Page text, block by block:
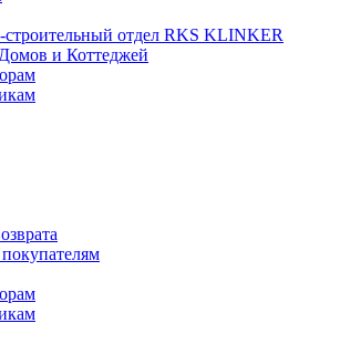
строительный отдел RKS KLINKER
и Коттеджей